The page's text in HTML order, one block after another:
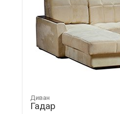
Диван
Гадар